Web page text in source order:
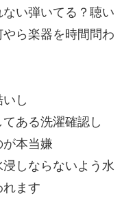
い弾いてる？聴い
ら楽器を時間問わ
し
ある洗濯確認し
本当嫌
しならないよう水
ます